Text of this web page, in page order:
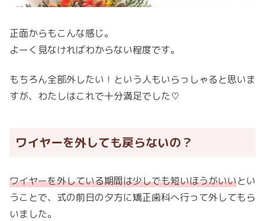
正面からもこんな感じ。
よーく見なければわからない程度です。
もちろん全部外したい！という人もいらっしゃると思いま
すが、わたしはこれで十分満足でした♡
ワイヤーを外しても戻らないの？
ワイヤーを外している期間は少しでも短いほうがいいとい
うことで、式の前日の夕方に矯正歯科へ行って外してもら
いました。